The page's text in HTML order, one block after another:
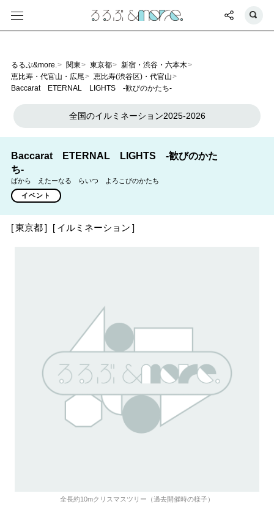
るるぶ&more. 関東 東京都
新宿・渋谷・六本木
恵比寿・代官山・広尾
恵比寿(渋谷区)・代官山
Baccarat ETERNAL LIGHTS -歓びのかたち-
全国のイルミネーション2025-2026
Baccarat ETERNAL LIGHTS -歓びのかた
ち-
ばから えたーなる らいつ よろこびのかたち
イベント
東京都 イルミネーション
全長約10mクリスマスツリー（過去開催時の様子）